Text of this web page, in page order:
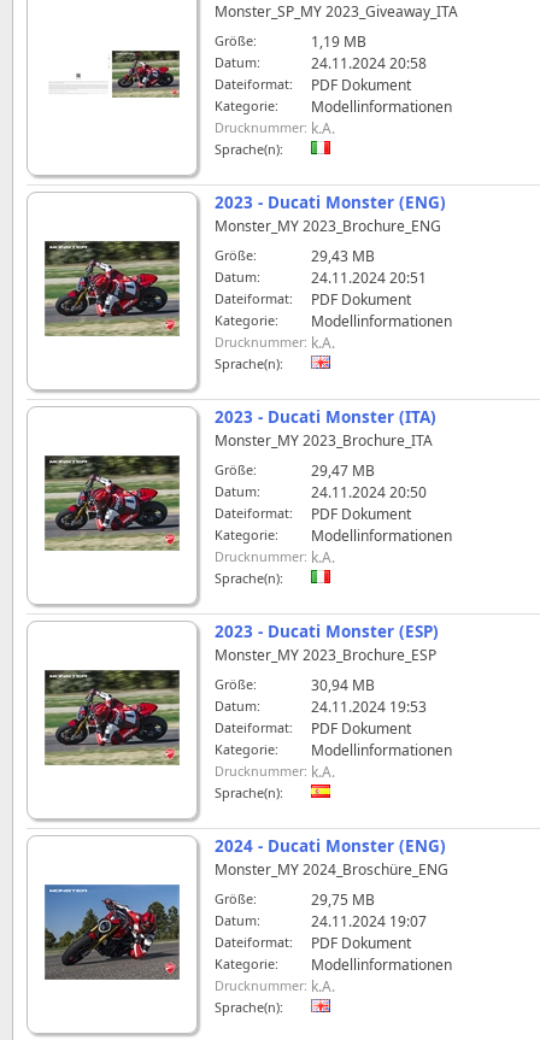
Monster_SP_MY 2023_Giveaway_ITA
Größe: 1,19 MB
Datum: 24.11.2024 20:58
Dateiformat: PDF Dokument
Kategorie: Modellinformationen
Drucknummer: k.A.
Sprache(n):
2023 - Ducati Monster (ENG)
Monster_MY 2023_Brochure_ENG
Größe: 29,43 MB
Datum: 24.11.2024 20:51
Dateiformat: PDF Dokument
Kategorie: Modellinformationen
Drucknummer: k.A.
Sprache(n):
2023 - Ducati Monster (ITA)
Monster_MY 2023_Brochure_ITA
Größe: 29,47 MB
Datum: 24.11.2024 20:50
Dateiformat: PDF Dokument
Kategorie: Modellinformationen
Drucknummer: k.A.
Sprache(n):
2023 - Ducati Monster (ESP)
Monster_MY 2023_Brochure_ESP
Größe: 30,94 MB
Datum: 24.11.2024 19:53
Dateiformat: PDF Dokument
Kategorie: Modellinformationen
Drucknummer: k.A.
Sprache(n):
2024 - Ducati Monster (ENG)
Monster_MY 2024_Broschüre_ENG
Größe: 29,75 MB
Datum: 24.11.2024 19:07
Dateiformat: PDF Dokument
Kategorie: Modellinformationen
Drucknummer: k.A.
Sprache(n):